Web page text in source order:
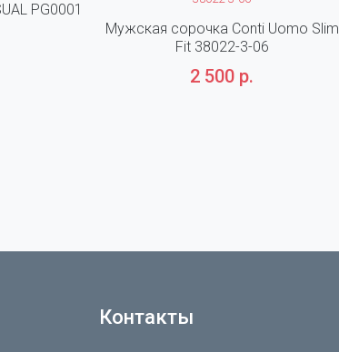
PG0001
Мужская сорочка Conti Uomo Slim
Fit 38022-3-06
2 500 р.
Контакты